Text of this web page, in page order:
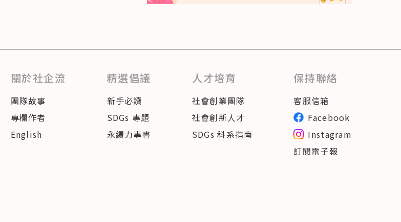
關於社企流
團隊故事
專欄作者
English
精選倡議
新手必讀
SDGs 專題
永續力專書
人才培育
社會創業團隊
社會創新人才
SDGs 科系指南
保持聯絡
客服信箱
Facebook
Instagram
訂閱電子報